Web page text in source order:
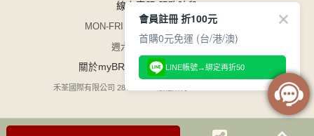
線上客服 服務時段
MON-FRI 09:00~12:30/13:30~17:00
週六日與國定假日休息
關於myBRA
企業徵才/165 防詐騙
禾荃國際有限公司 28754599 / 版權所有 COPYRIGHT©1996
會員註冊 折100元
首購0元免運 (台/港/澳)
LINE帳號→綁定再折50